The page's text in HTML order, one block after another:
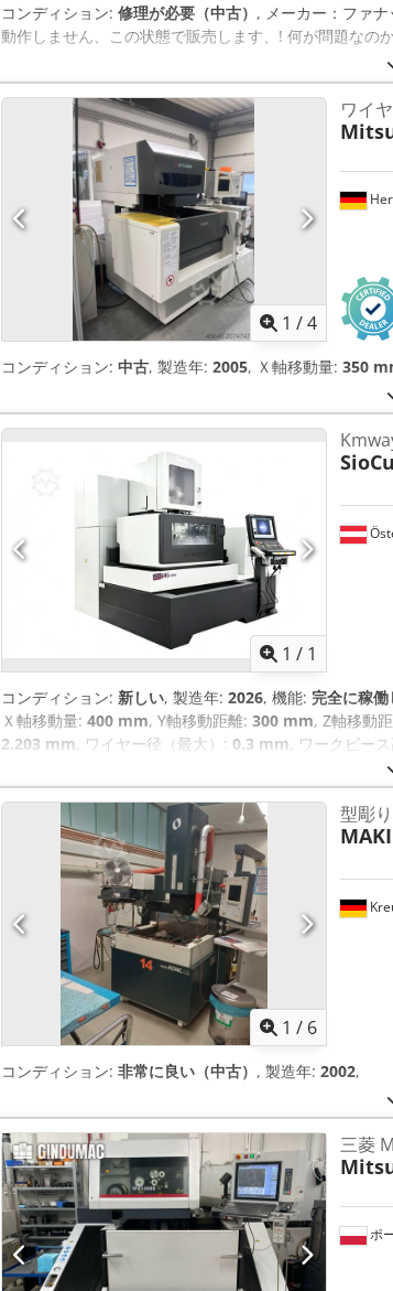
コンディション: 修理が必要（中古） , メーカー：ファ
動作しません、この状態で販売します、! 何が問題な
1 /4
ワイ
コンディション: 中古, 製造年: 2005, Ｘ軸移動量: 350
1 / 1
コンディション: 新しい, 製造年: 2026, 機能: 完全に稼
Ｘ軸移動量: 400 mm, Y軸移動距離: 300 mm, Z軸移動
2,203 mm, ワイヤー径（最大）: 0.3 mm, ワークピー
2,850 kg（キログ
1 / 6
型彫
コンディション: 非常に良い（中古） , 製造年: 2002,
ポ
三菱